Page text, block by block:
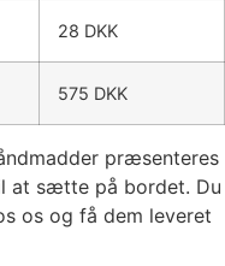
28 DKK
575 DKK
præsenteres
at sætte på bordet. Du
os og få dem leveret